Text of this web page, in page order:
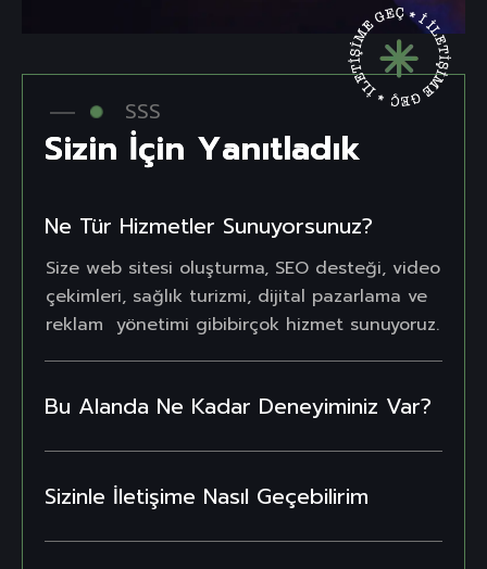
SSS
Sizin İçin Yanıtladık
Ne Tür Hizmetler Sunuyorsunuz?
Size web sitesi oluşturma, SEO desteği, video
çekimleri, sağlık turizmi, dijital pazarlama ve
reklam yönetimi gibibirçok hizmet sunuyoruz.
Bu Alanda Ne Kadar Deneyiminiz Var?
Sizinle İletişime Nasıl Geçebilirim